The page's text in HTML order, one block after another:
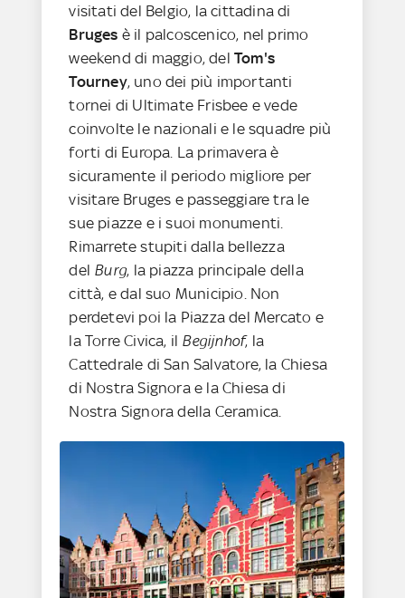
visitati del Belgio, la cittadina di
Bruges è il palcoscenico, nel primo
weekend di maggio, delTom's
Tourney, uno dei più importanti
tornei di Ultimate Frisbee e vede
coinvolte le nazionali e le squadre più
forti di Europa. La primavera è
sicuramente il periodo migliore per
visitare Bruges e passeggiare tra le
sue piazze e i suoi monumenti.
Rimarrete stupiti dalla bellezza
del Burg, la piazza principale della
città, e dal suo Municipio. Non
perdetevi poi la Piazza del Mercato e
la Torre Civica, il Begijnhof, la
Cattedrale di San Salvatore, la Chiesa
di Nostra Signora e la Chiesa di
Nostra Signora della Ceramica.